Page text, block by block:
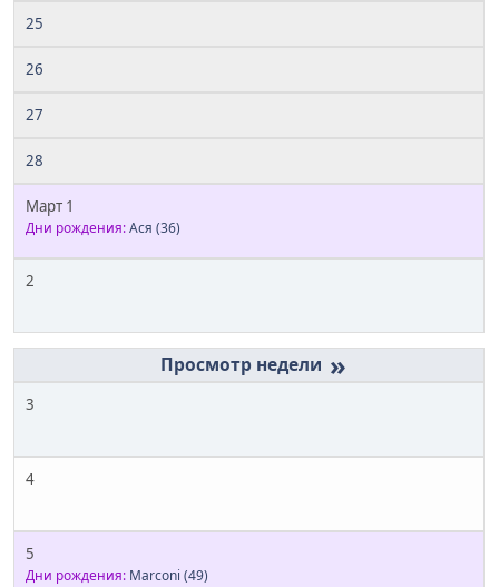
25
26
27
28
Март 1
Дни рождения:Ася (36)
2
»
3
4
5
Дни рождения: Marconi (49)